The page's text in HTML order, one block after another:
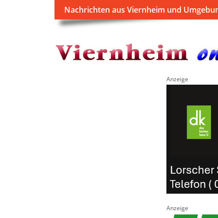
Nachrichten aus Viernheim und
Anzeige
Anzeige